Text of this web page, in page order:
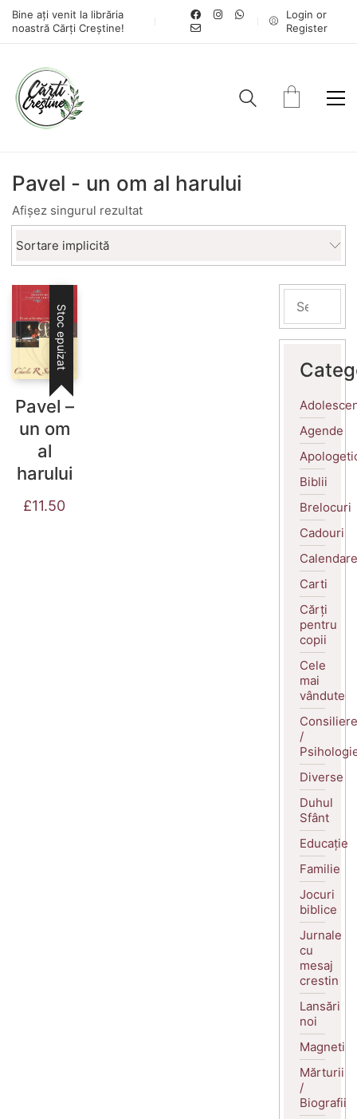
Bine ați venit la librăria
noastră Cărți Creștine!
Login or
Register
Pavel - un om al harului
Afișez singurul rezultat
Sortare implicită
Stoc epuizat
Pavel –
un om
al
harului
£11.50
Agende
Biblii
Brelocuri
Cadouri
Calendare
Carti
Cărți
pentru
copii
Cele
mai
vândute
Consiliere
/
Diverse
Duhul
Sfânt
Educație
Familie
Jocuri
biblice
Jurnale
cu
mesaj
crestin
Lansări
noi
Magneti
Mărturii
/
Biografii